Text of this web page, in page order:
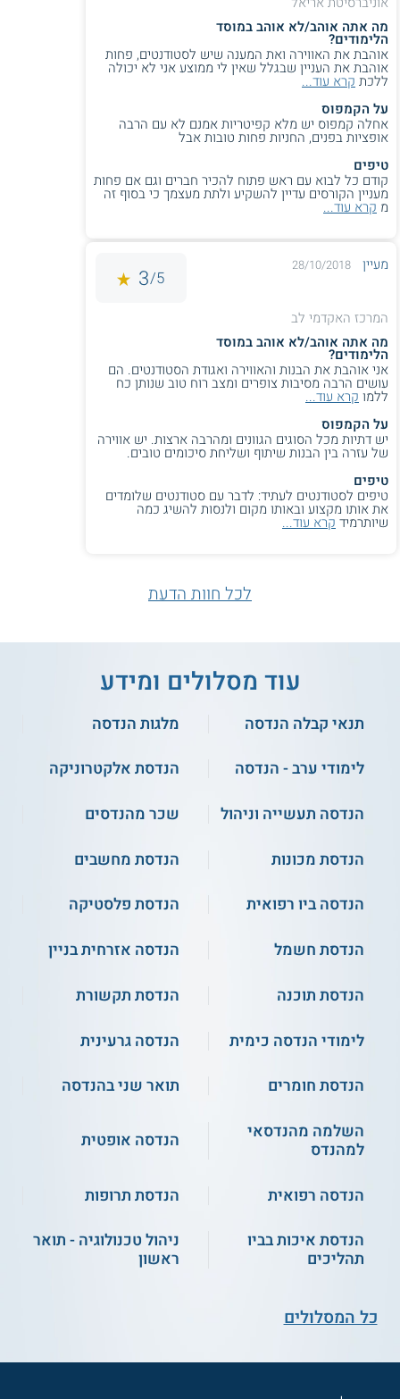
מה אתה אוהב/לא אוהב במוסד
הלימודים?
אוהבת את האווירה ואת המענה שיש לסטודנטים, פחות
אוהבת את העניין שבגלל שאין לי ממוצע אני לא יכולה
ללכתקרא עוד...
על הקמפוס
אחלה קמפוס יש מלא קפיטריות אמנם לא עם הרבה
אופציות בפנים, החניות פחות טובות אבל
טיפים
קודם כל לבוא עם ראש פתוח להכיר חברים וגם אם פחות
מעניין הקורסים עדיין להשקיע ולתת מעצמך כי בסוף זה
מ קרא עוד...
מעיין 28/10/2018
5/
3
המרכז האקדמי לב
מה אתה אוהב/לא אוהב במוסד
הלימודים?
אני אוהבת את הבנות והאווירה ואגודת הסטודנטים. הם
עושים הרבה מסיבות צופרים ומצב רוח טוב שנותן כח
ללמוקרא עוד...
על הקמפוס
יש דתיות מכל הסוגים הגוונים ומהרבה ארצות. יש אווירה
של עזרה בין הבנות שיתוף ושליחת סיכומים טובים.
טיפים
טיפים לסטודנטים לעתיד: לדבר עם סטודנטים שלומדים
את אותו מקצוע ובאותו מקום ולנסות להשיג כמה
שיותרמידקרא עוד...
לכל חוות הדעת
עוד מסלולים ומידע
תנאי קבלה הנדסה
מלגות הנדסה
לימודי ערב - הנדסה
הנדסת אלקטרוניקה
הנדסה תעשייה וניהול
שכר מהנדסים
הנדסת מכונות
הנדסת מחשבים
הנדסה ביו רפואית
הנדסת פלסטיקה
הנדסת חשמל
הנדסה אזרחית בניין
הנדסת תוכנה
הנדסת תקשורת
לימודי הנדסה כימית
הנדסה גרעינית
הנדסת חומרים
תואר שני בהנדסה
השלמה מהנדסאי
למהנדס
הנדסה אופטית
הנדסה רפואית
הנדסת תרופות
הנדסת איכות בביו
תהליכים
ניהול טכנולוגיה - תואר
ראשון
כל המסלולים